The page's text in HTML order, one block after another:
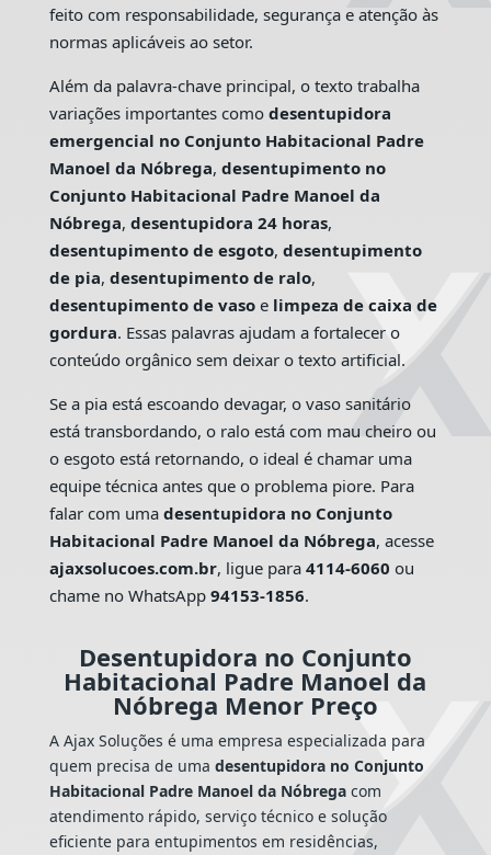
feito com responsabilidade, segurança e atenção às
normas aplicáveis ao setor.
Além da palavra-chave principal, o texto trabalha
variações importantes como desentupidora
emergencial no Conjunto Habitacional Padre
Manoel da Nóbrega, desentupimento no
Conjunto Habitacional Padre Manoel da
Nóbrega, desentupidora 24 horas,
desentupimento de esgoto, desentupimento
de pia, desentupimento de ralo,
desentupimento de vasoe limpeza de caixa de
gordura. Essas palavras ajudam a fortalecer o
conteúdo orgânico sem deixar o texto artificial.
Se a pia está escoando devagar, o vaso sanitário
está transbordando, o ralo está com mau cheiro ou
o esgoto está retornando, o ideal é chamar uma
equipe técnica antes que o problema piore. Para
falar com uma desentupidora no Conjunto
Habitacional Padre Manoel da Nóbrega, acesse
ajaxsolucoes.com.br, ligue para 4114-6060 ou
chame no WhatsApp 94153-1856.
Desentupidora no Conjunto
Habitacional Padre Manoel da
Nóbrega Menor Preço
A Ajax Soluções é uma empresa especializada para
quem precisa de uma desentupidora no Conjunto
Habitacional Padre Manoel da Nóbregacom
atendimento rápido, serviço técnico e solução
eficiente para entupimentos em residências,